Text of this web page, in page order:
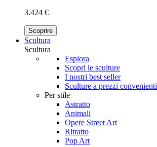
3.424 €
Scoprire
Scultura
Scultura
Esplora
Scopri le sculture
I nostri best seller
Sculture a prezzi convenienti
Per stile
Astratto
Animali
Opere Street Art
Ritratto
Pop Art